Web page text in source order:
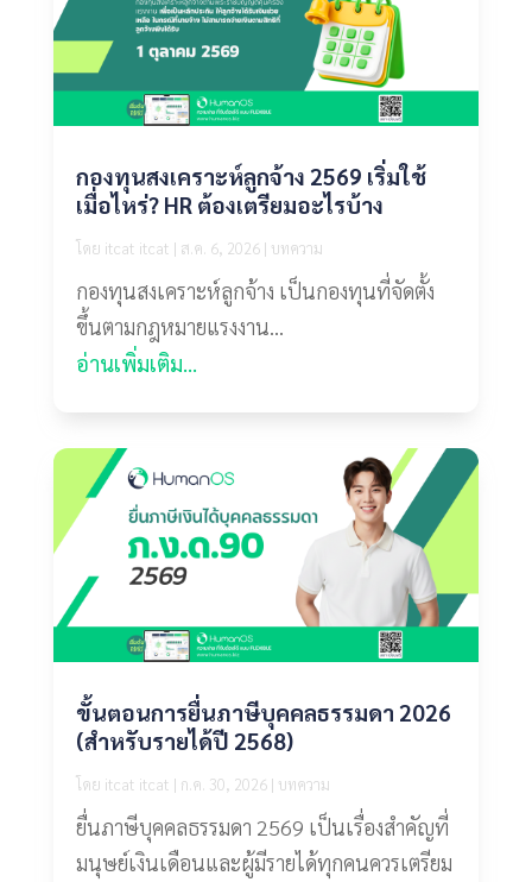
กองทุนสงเคราะห์ลูกจ้าง 2569 เริ่มใช้
เมื่อไหร่? HR ต้องเตรียมอะไรบ้าง
โดย itcat itcat | ส.ค. 6, 2026| บทความ
กองทุนสงเคราะห์ลูกจ้าง เป็นกองทุนที่จัดตั้ง
ขึ้นตามกฎหมายแรงงาน...
อ่านเพิ่มเติม...
ขั้นตอนการยื่นภาษีบุคคลธรรมดา 2026
(สำหรับรายได้ปี 2568)
โดย itcat itcat | ก.ค. 30, 2026| บทความ
ยื่นภาษีบุคคลธรรมดา 2569 เป็นเรื่องสำคัญที่
มนุษย์เงินเดือนและผู้มีรายได้ทุกคนควรเตรียม